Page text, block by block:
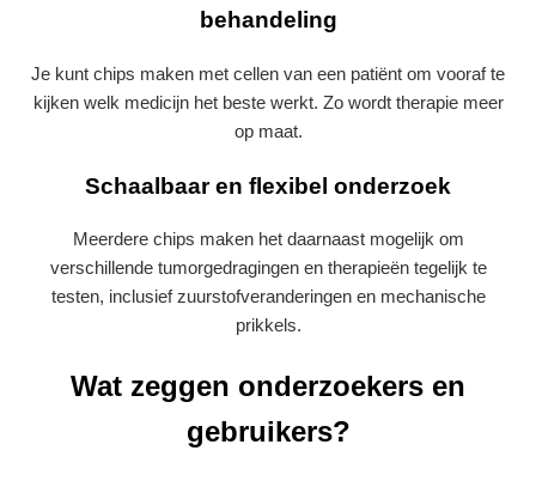
behandeling
Je kunt chips maken met cellen van een patiënt om vooraf te
kijken welk medicijn het beste werkt. Zo wordt therapie meer
op maat.
Schaalbaar en flexibel onderzoek
Meerdere chips maken het daarnaast mogelijk om
verschillende tumorgedragingen en therapieën tegelijk te
testen, inclusief zuurstofveranderingen en mechanische
prikkels.
Wat zeggen onderzoekers en
gebruikers?